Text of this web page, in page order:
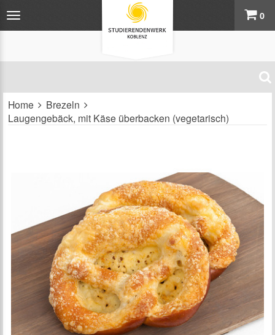
0
Home
Brezeln
Laugengebäck, mit Käse überbacken (vegetarisch)